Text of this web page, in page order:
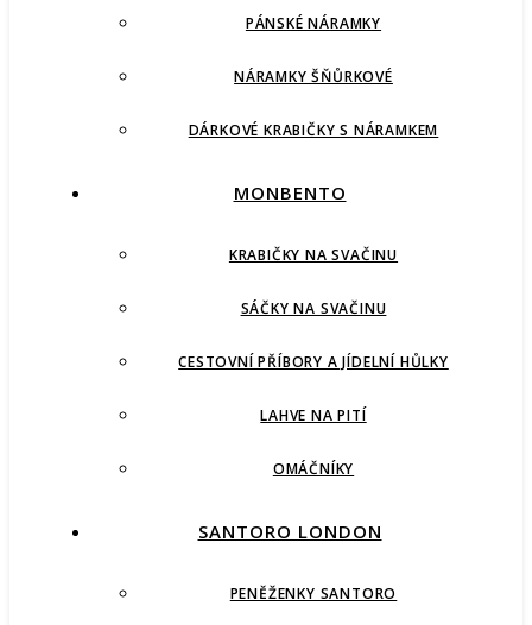
PÁNSKÉ NÁRAMKY
NÁRAMKY ŠŇŮRKOVÉ
DÁRKOVÉ KRABIČKY S NÁRAMKEM
MONBENTO
KRABIČKY NA SVAČINU
SÁČKY NA SVAČINU
CESTOVNÍ PŘÍBORY A JÍDELNÍ HŮLKY
LAHVE NA PITÍ
OMÁČNÍKY
SANTORO LONDON
PENĚŽENKY SANTORO